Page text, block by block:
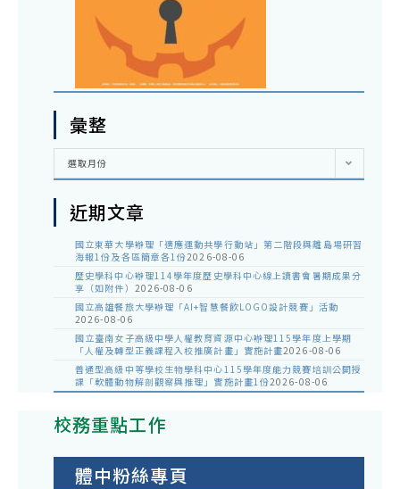
彙整
彙
選取月份
近期文章
國立東華大學辦理「適應運動共學行動站」第二階段與離島場研習
海報1份及各區簡章各1份2026-08-06
歷史學科中心辦理114學年度歷史學科中心線上讀書會暑期成果分
享（如附件） 2026-08-06
國立高雄餐旅大學辦理「AI+智慧餐飲LOGO設計競賽」活動
2026-08-06
國立臺南女子高級中學人權教育資源中心辦理115學年度上學期
「人權及轉型正義課程入校推廣計畫」實施計畫2026-08-06
普通型高級中等學校生物學科中心115學年度能力競賽培訓公開授
課「軟體動物解剖觀察與推理」實施計畫1份2026-08-06
校務重點工作
體中粉絲專頁